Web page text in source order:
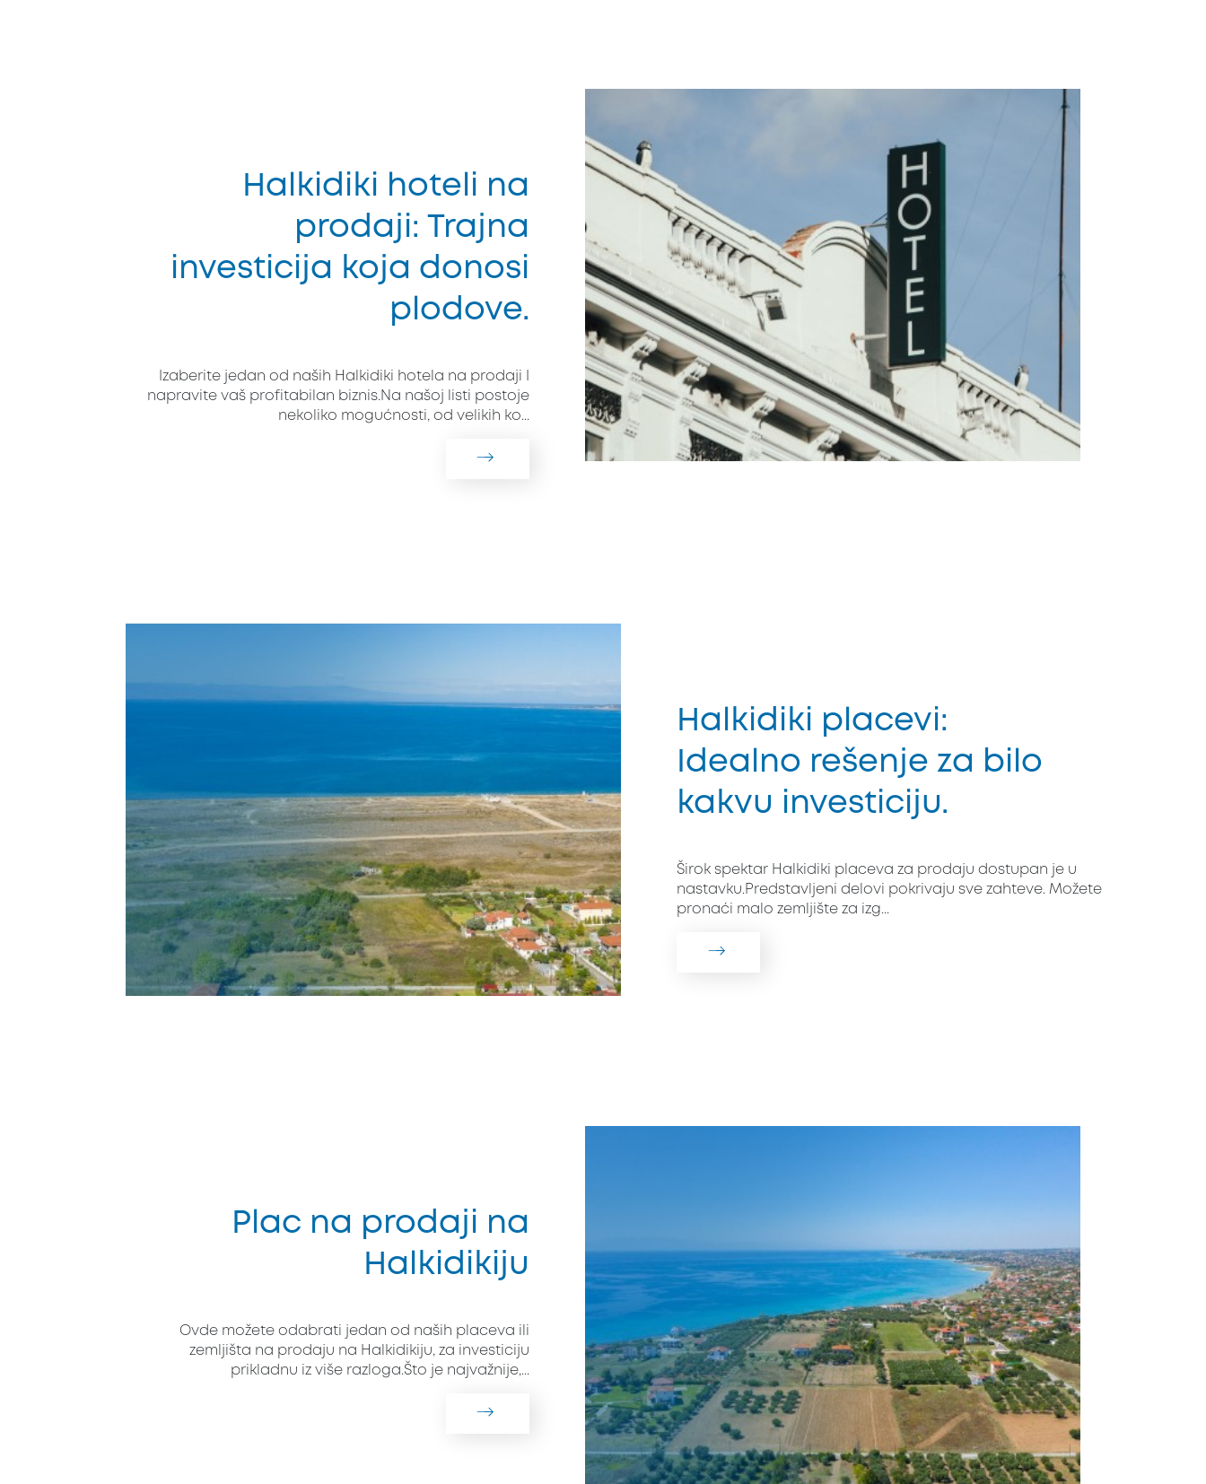
Halkidiki hoteli na
prodaji: Trajna
investicija koja donosi
plodove.
Izaberite jedan od naših Halkidiki hotela na prodaji I
napravite vaš profitabilan biznis.Na našoj listi postoje
nekoliko mogućnosti, od velikih ko...
Halkidiki placevi:
Idealno rešenje za bilo
kakvu investiciju.
Širok spektar Halkidiki placeva za prodaju dostupan je u
nastavku.Predstavljeni delovi pokrivaju sve zahteve. Možete
pronaći malo zemljište za izg...
Plac na prodaji na
Halkidikiju
Ovde možete odabrati jedan od naših placeva ili
zemljišta na prodaju na Halkidikiju, za investiciju
prikladnu iz više razloga.Što je najvažnije,...